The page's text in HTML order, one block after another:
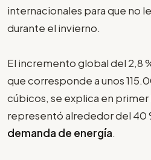
internacionales para que no
durante el invierno.
El incremento global del 2,8
que corresponde a unos
cúbicos, se explica en primer
representó alrededor del 40
demanda de energía.